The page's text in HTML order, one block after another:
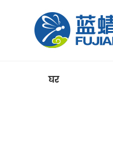
घर